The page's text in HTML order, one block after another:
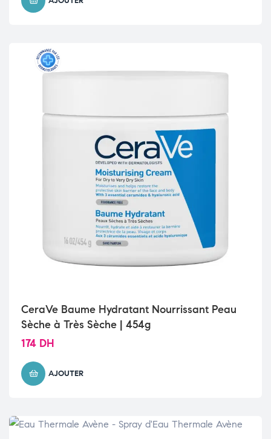
CeraVe Baume Hydratant Nourrissant Peau
Sèche à Très Sèche | 454g
174 DH
AJOUTER